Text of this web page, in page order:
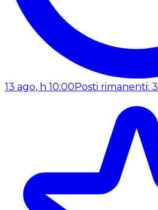
13 ago, h 10:00Posti rimanenti: 3